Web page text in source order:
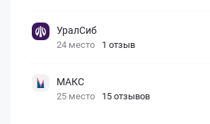
УралСиб
24 место 1 отзыв
МАКС
25 место 15 отзывов